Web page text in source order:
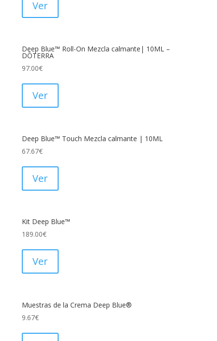
Ver
Deep Blue™ Roll-On Mezcla calmante| 10ML –
DŌTERRA
97.00€
Ver
Deep Blue™ Touch Mezcla calmante | 10ML
67.67€
Ver
Kit Deep Blue™
189.00€
Ver
Muestras de la Crema Deep Blue®
9.67€